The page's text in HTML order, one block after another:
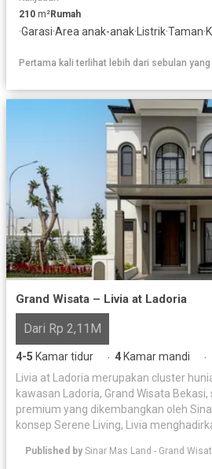
210 m²Rumah
·Garasi·Area anak-anak·Listrik·Taman·
Pertama kali terlihat lebih dari sebulan yang
Grand Wisata – Livia at Ladoria
Dari Rp 2,11M
4-5 Kamar tidur · 4 Kamar mandi ·
Livia at Ladoria merupakan cluster
kawasan Ladoria, Grand Wisata
premium yang dikembangkan oleh
konsep Serene Living, Livia
keluarga masa kini. Didesain dengan arsitektur bergaya Modern
Published by Sinar Mas Land - Grand